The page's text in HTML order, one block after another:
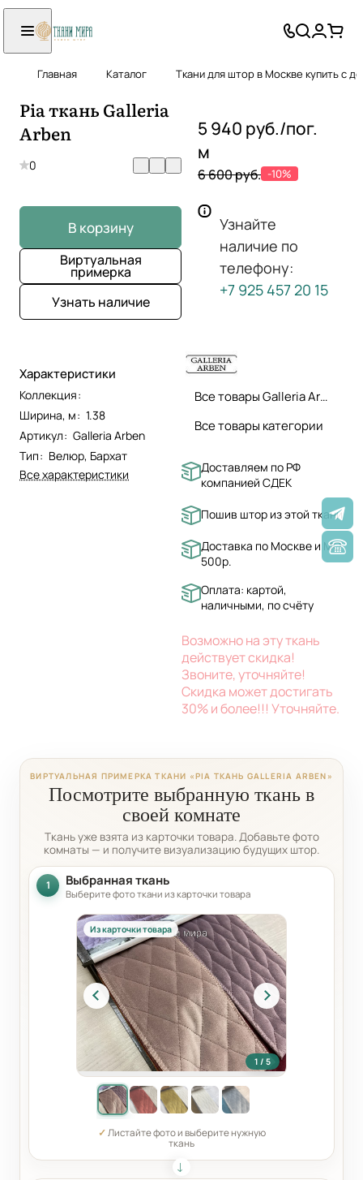
Главная Каталог Ткани для штор в Москве купить с
Pia ткань Galleria
Arben
0
В корзину
Виртуальная
примерка
Узнать наличие
Характеристики
Коллекция:
Ширина, м: 1.38
Артикул: Galleria Arben
Тип: Велюр, Бархат
Все характеристики
5 940 руб./пог.
м
6 600 руб. -10%
Узнайте
наличие по
телефону:
+7 925 457 20 15
Все товары Galleria Arben
Все товары категории
Доставляем по РФ
компанией СДЕК
Пошив штор из этой ткани
Доставка по Москве и МО
500р.
Оплата: картой,
наличными, по счёту
Возможно на эту ткань
действует скидка!
Звоните, уточняйте!
Скидка может достигать
30% и более!!! Уточняйте.
ВИРТУАЛЬНАЯ ПРИМЕРКА ТКАНИ «PIA ТКАНЬ GALLERIA ARBEN»
Посмотрите выбранную ткань в
своей комнате
Ткань уже взята из карточки товара. Добавьте фото
комнаты — и получите визуализацию будущих штор.
1 Выбранная ткань
Выберите фото ткани из карточки товара
Из карточки товара
1 / 5
✓Листайте фото и выберите нужную
ткань